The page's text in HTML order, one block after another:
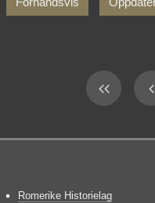
Romerike Historielag